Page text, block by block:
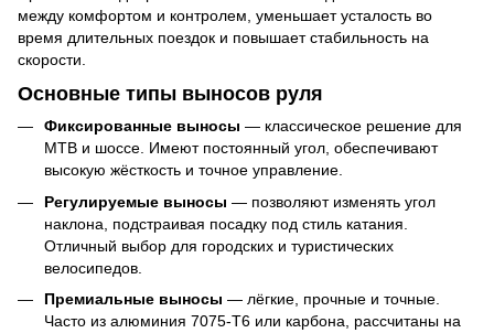
между комфортом и контролем, уменьшает усталость во
время длительных поездок и повышает стабильность на
скорости.
Основные типы выносов руля
Фиксированные выносы — классическое решение для
MTB и шоссе. Имеют постоянный угол, обеспечивают
высокую жёсткость и точное управление.
Регулируемые выносы — позволяют изменять угол
наклона, подстраивая посадку под стиль катания.
Отличный выбор для городских и туристических
велосипедов.
Премиальные выносы — лёгкие, прочные и точные.
Часто из алюминия 7075-T6 или карбона, рассчитаны на